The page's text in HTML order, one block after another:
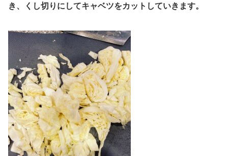
き、くし切りにしてキャベツをカットしていきます。